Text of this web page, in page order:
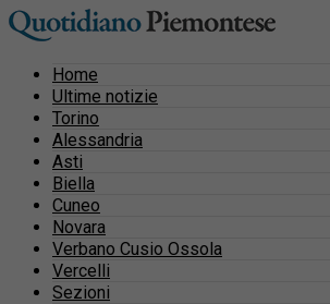
Home
Ultime notizie
Torino
Alessandria
Asti
Biella
Cuneo
Novara
Verbano Cusio Ossola
Vercelli
Sezioni